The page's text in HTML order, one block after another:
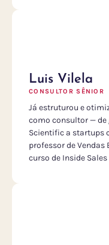
Luis Vilela
CONSULTOR SÊNIOR
Já estruturou e
como consultor — de
Scientific a startups
professor de Vendas
curso de Inside